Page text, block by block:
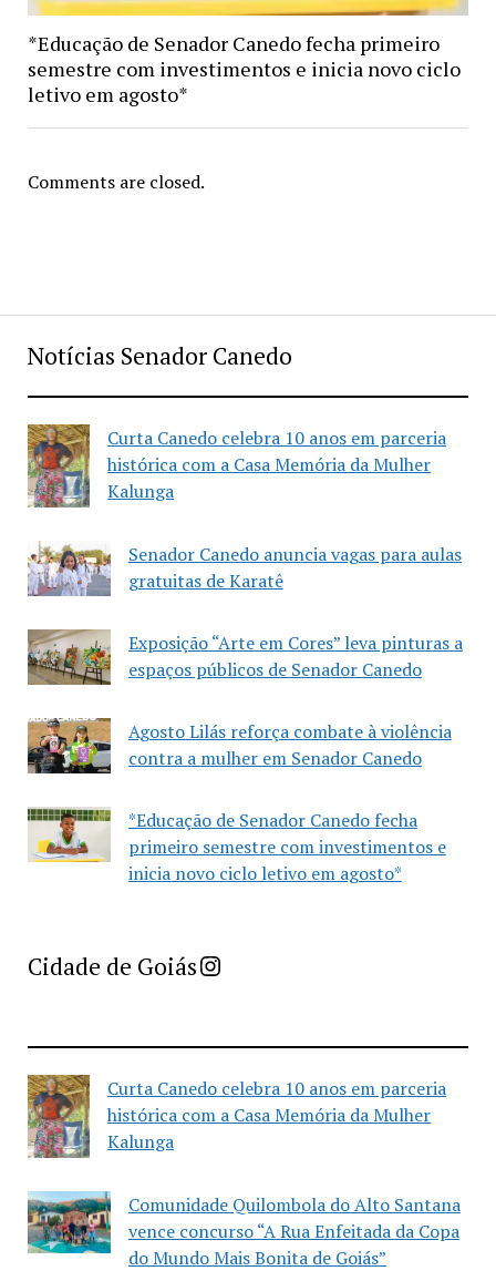
Notícias Senador Canedo
Curta Canedo celebra 10 anos em parceria
histórica com a Casa Memória da Mulher
Kalunga
Senador Canedo anuncia vagas para aulas
gratuitas de Karatê
Exposição “Arte em Cores” leva pinturas a
espaços públicos de Senador Canedo
Agosto Lilás reforça combate à violência
contra a mulher em Senador Canedo
*Educação de Senador Canedo fecha
primeiro semestre com investimentos e
inicia novo ciclo letivo em agosto*
Cidade de GoiásImprensa Criativa da Cidade de Goiás
Curta Canedo celebra 10 anos em parceria
histórica com a Casa Memória da Mulher
Kalunga
Comunidade Quilombola do Alto Santana
vence concurso “A Rua Enfeitada da Copa
do Mundo Mais Bonita de Goiás”
*Educação de Senador Canedo fecha primeiro
semestre com investimentos e inicia novo ciclo
letivo em agosto*
Comments are closed.